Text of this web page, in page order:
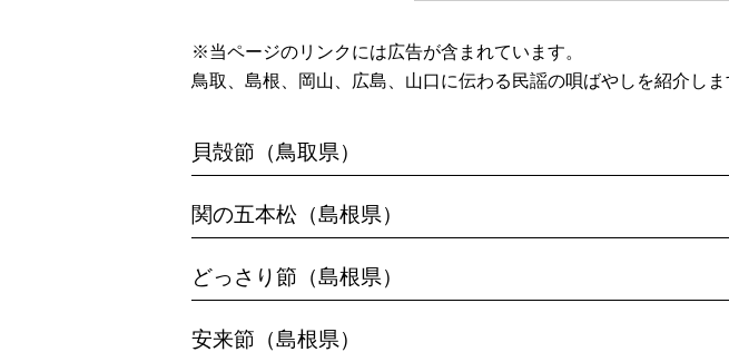
※当ページのリンクには広告が含まれています。
鳥取、島根、岡山、広島、山口に伝わる民謡の唄ばやしを紹介しま
貝殻節（鳥取県）
関の五本松（島根県）
どっさり節（島根県）
安来節（島根県）